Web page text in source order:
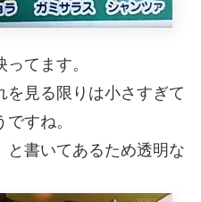
てます。
を見る限りは小さすぎて
すね。
と書いてあるため透明な